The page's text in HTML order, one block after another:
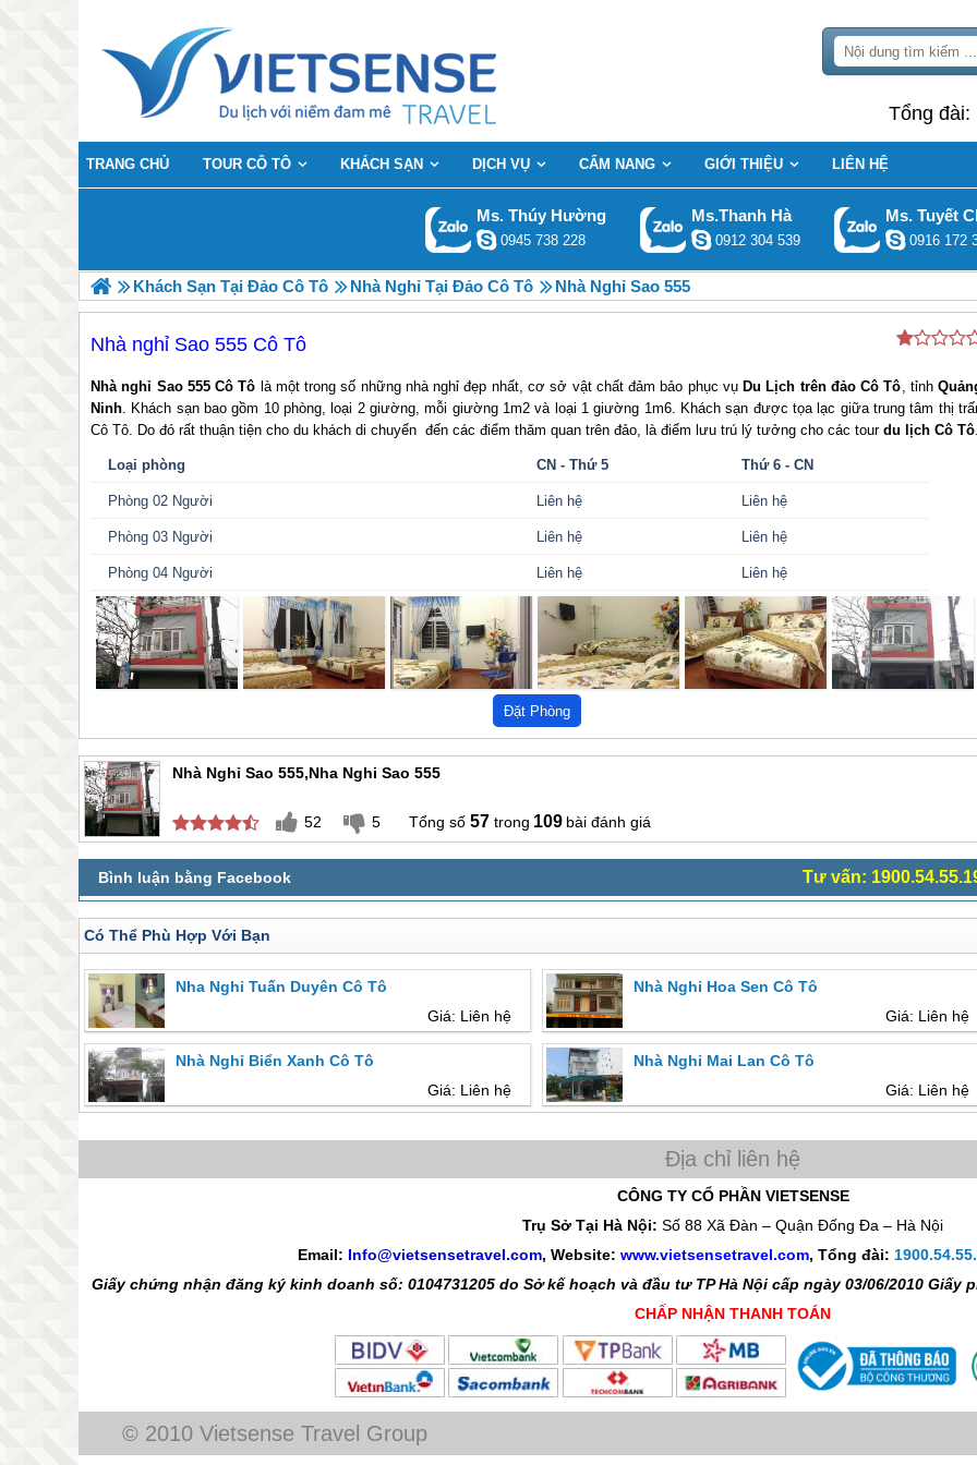
Tổng đài:
TRANG CHỦ TOUR CÔ TÔ KHÁCH SẠN DỊCH VỤ CẨM NANG GIỚI THIỆU LIÊN HỆ
Ms. Thúy Hường
0945 738 228
Ms.Thanh Hà
0912 304 539
Ms. Tuyết
0916 172
Khách Sạn Tại Đảo Cô Tô Nhà Nghỉ Tại Đảo Cô Tô Nhà Nghỉ Sao 555
Nhà nghỉ Sao 555 Cô Tô
Nhà nghỉ Sao 555 Cô Tô là một trong số những nhà nghỉ đẹp nhất, cơ sở vật chất đảm bảo phục vụ Du Lịch trên đảo Cô Tô, tỉnh
Ninh. Khách sạn bao gồm 10 phòng, loại 2 giường, mỗi giường 1m2 và loại 1 giường 1m6. Khách sạn được tọa lạc giữa trung tâm thị
Cô Tô. Do đó rất thuận tiện cho du khách di chuyển đến các điểm thăm quan trên đảo, là điểm lưu trú lý tưởng cho các tour du lịch Cô Tô
Loại phòng CN - Thứ 5 Thứ 6 - CN
Phòng 02 Người Liên hệ Liên hệ
Phòng 03 Người Liên hệ Liên hệ
Phòng 04 Người Liên hệ Liên hệ
Nhà Nghỉ Sao 555,Nha Nghi Sao 555
52 5 57 109 bài đánh giá
Tư vấn:
Có Thể Phù Hợp Với Bạn
Nha Nghỉ Tuấn Duyên Cô Tô
Giá: Liên hệ
Nhà Nghỉ Hoa Sen Cô Tô
Giá: Liên hệ
Nhà Nghỉ Biển Xanh Cô Tô
Giá: Liên hệ
Nhà Nghỉ Mai Lan Cô Tô
Giá: Liên hệ
CÔNG TY CỔ PHẦN VIETSENSE
Trụ Sở Tại Hà Nội: Số 88 Xã Đàn – Quận Đống Đa – Hà Nội
Email: Info@vietsensetravel.com, Website: www.vietsensetravel.com, Tổng đài:
Giấy chứng nhận đăng ký kinh doanh số: 0104731205 do Sở kế hoạch và đầu tư TP Hà Nội cấp ngày 03/06/2010 Giấy
CHẤP NHẬN THANH TOÁN
© 2010 Vietsense Travel Group